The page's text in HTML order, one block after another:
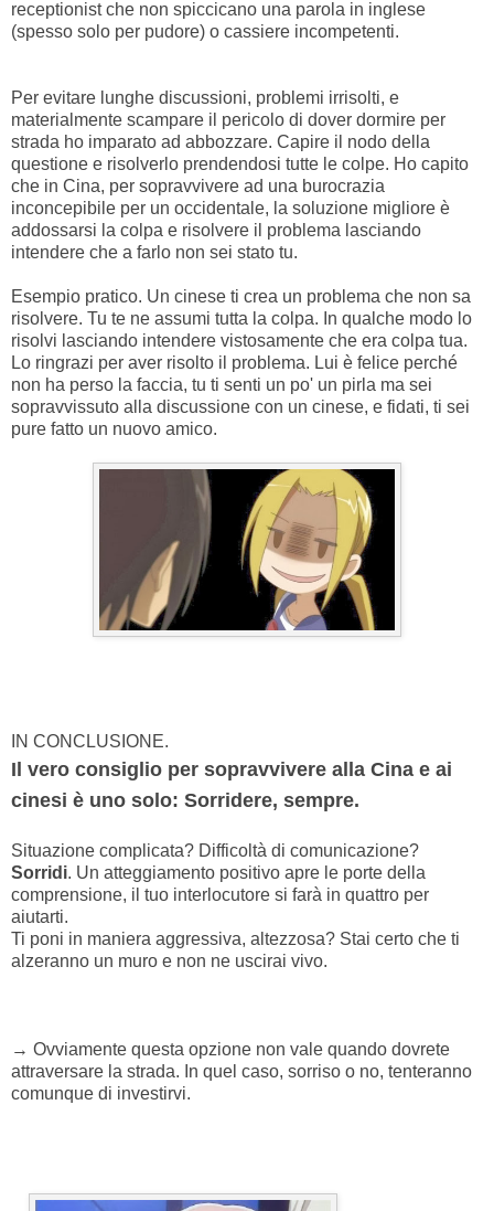
receptionist che non spiccicano una parola in inglese
(spesso solo per pudore) o cassiere incompetenti.
Per evitare lunghe discussioni, problemi irrisolti, e
materialmente scampare il pericolo di dover dormire per
strada ho imparato ad abbozzare. Capire il nodo della
questione e risolverlo prendendosi tutte le colpe. Ho capito
che in Cina, per sopravvivere ad una burocrazia
inconcepibile per un occidentale, la soluzione migliore è
addossarsi la colpa e risolvere il problema lasciando
intendere che a farlo non sei stato tu.
Esempio pratico. Un cinese ti crea un problema che non sa
risolvere. Tu te ne assumi tutta la colpa. In qualche modo lo
risolvi lasciando intendere vistosamente che era colpa tua.
Lo ringrazi per aver risolto il problema. Lui è felice perché
non ha perso la faccia, tu ti senti un po' un pirla ma sei
sopravvissuto alla discussione con un cinese, e fidati, ti sei
pure fatto un nuovo amico.
IN CONCLUSIONE.
Il vero consiglio per sopravvivere alla Cina e ai
cinesi è uno solo: Sorridere, sempre.
Situazione complicata? Difficoltà di comunicazione?
Sorridi. Un atteggiamento positivo apre le porte della
comprensione, il tuo interlocutore si farà in quattro per
aiutarti.
Ti poni in maniera aggressiva, altezzosa? Stai certo che ti
alzeranno un muro e non ne uscirai vivo.
→ Ovviamente questa opzione non vale quando dovrete
attraversare la strada. In quel caso, sorriso o no, tenteranno
comunque di investirvi.